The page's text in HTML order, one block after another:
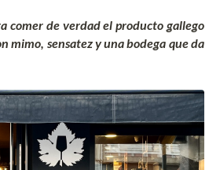
comer de verdad el producto gallego
mimo, sensatez y una bodega que da